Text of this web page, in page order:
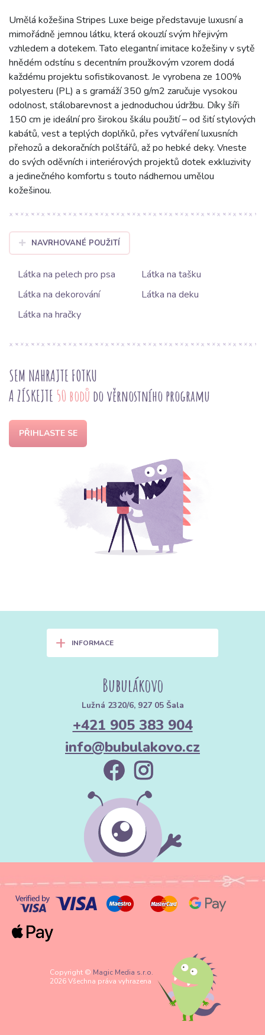
Umělá kožešina Stripes Luxe beige představuje luxusní a
mimořádně jemnou látku, která okouzlí svým hřejivým
vzhledem a dotekem. Tato elegantní imitace kožešiny v sytě
hnědém odstínu s decentním proužkovým vzorem dodá
každému projektu sofistikovanost. Je vyrobena ze 100%
polyesteru (PL) a s gramáží 350 g/m2 zaručuje vysokou
odolnost, stálobarevnost a jednoduchou údržbu. Díky šíři
150 cm je ideální pro širokou škálu použití – od šití stylových
kabátů, vest a teplých doplňků, přes vytváření luxusních
přehozů a dekoračních polštářů, až po hebké deky. Vneste
do svých oděvních i interiérových projektů dotek exkluzivity
a jedinečného komfortu s touto nádhernou umělou
kožešinou.
NAVRHOVANÉ POUŽITÍ
Látka na pelech pro psa
Látka na tašku
Látka na dekorování
Látka na deku
Látka na hračky
SEM NAHRAJTE FOTKU
A ZÍSKEJTE 50 bodů do věrnostního programu
PŘIHLASTE SE
+ INFORMACE
Bubulákovo
Lužná 2320/6, 927 05 Šala
+421 905 383 904
info@bubulakovo.cz
Copyright © Magic Media s.r.o.
2026 Všechna práva vyhrazena